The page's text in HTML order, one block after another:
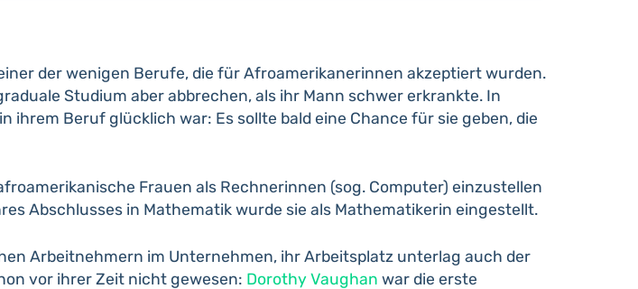
der wenigen Berufe, die für Afroamerikanerinnen akzeptiert wurden.
Studium aber abbrechen, als ihr Mann schwer erkrankte. In
ihrem Beruf glücklich war: Es sollte bald eine Chance für sie geben, die
Frauen als Rechnerinnen (sog. Computer) einzustellen
Abschlusses in Mathematik wurde sie als Mathematikerin eingestellt.
Arbeitnehmern im Unternehmen, ihr Arbeitsplatz unterlag auch der
vor ihrer Zeit nicht gewesen: Dorothy Vaughan war die erste